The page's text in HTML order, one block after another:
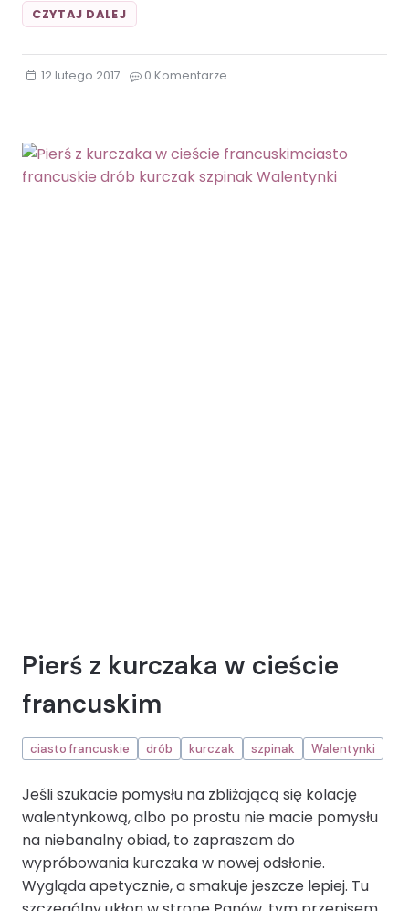
CZYTAJ DALEJPANNA
COTTAOWOCE
WANILIA
12 lutego 2017 0 Komentarze
Pierś z kurczaka w cieście
francuskim
ciasto francuskie drób kurczak szpinak Walentynki
Jeśli szukacie pomysłu na zbliżającą się kolację
walentynkową, albo po prostu nie macie pomysłu
na niebanalny obiad, to zapraszam do
wypróbowania kurczaka w nowej odsłonie.
Wygląda apetycznie, a smakuje jeszcze lepiej. Tu